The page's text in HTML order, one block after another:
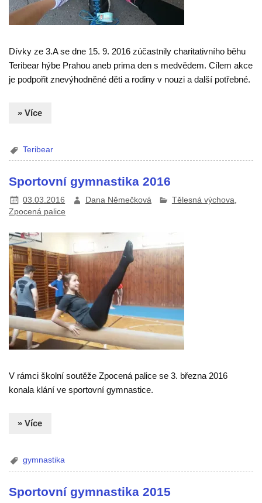
Dívky ze 3.A se dne 15. 9. 2016 zúčastnily charitativního běhu
Teribear hýbe Prahou aneb prima den s medvědem. Cílem akce
je podpořit znevýhodněné děti a rodiny v nouzi a další potřebné.
» Více
Teribear
Sportovní gymnastika 2016
03.03.2016 Dana Němečková Tělesná výchova
Zpocená palice
V rámci školní soutěže Zpocená palice se 3. března 2016
konala klání ve sportovní gymnastice.
» Více
gymnastika
Sportovní gymnastika 2015